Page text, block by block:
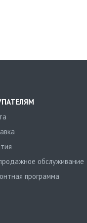
обслуживание
программа